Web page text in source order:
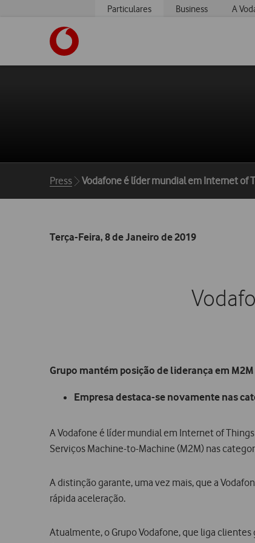
Particulares Business A
Breadcrumbs
Press Vodafone é líder mundial em Internet of
Terça-Feira, 8 de Janeiro de 2019
Grupo mantém posição de liderança em
Empresa destaca-se novamente nas
A Vodafone é líder mundial em Internet of
Serviços Machine-to-Machine (M2M) nas
A distinção garante, uma vez mais, que a
rápida aceleração.
Atualmente, o Grupo Vodafone, que liga